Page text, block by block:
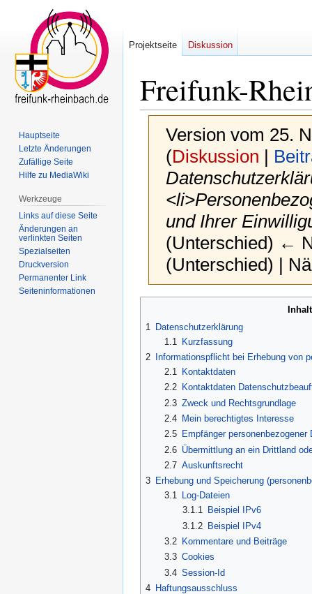
Freifunk-
Version vom 25.
(Diskussion |
und Ihrer
(Unterschied) ←
(Unterschied) |
1
Datenschutzerklärung
1.1
Kurzfassung
2
Informationspflicht bei Erhebung von
2.1
Kontaktdaten
2.2
Kontaktdaten
2.3 Zweck und Rechtsgrundlage
2.4
Mein berechtigtes Interesse
2.5
Empfänger personenbezogener
2.6 Übermittlung an ein Drittland
2.7 Auskunftsrecht
3 Erhebung und Speicherung
3.1
Log-Dateien
3.1.1 Beispiel IPv6
3.1.2 Beispiel IPv4
3.2
Kommentare und Beiträge
3.3 Cookies
3.4 Session-Id
4 Haftungsausschluss
Projektseite Diskussion
Hauptseite
Letzte Änderungen
Zufällige Seite
Hilfe zu MediaWiki
Werkzeuge
Links auf diese Seite
Änderungen an
verlinkten Seiten
Spezialseiten
Druckversion
Permanenter Link
Seiten­­informationen